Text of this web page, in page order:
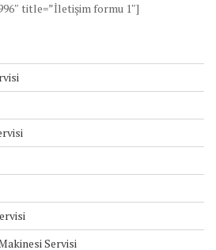
title=”İletişim formu 1″]
Servisi